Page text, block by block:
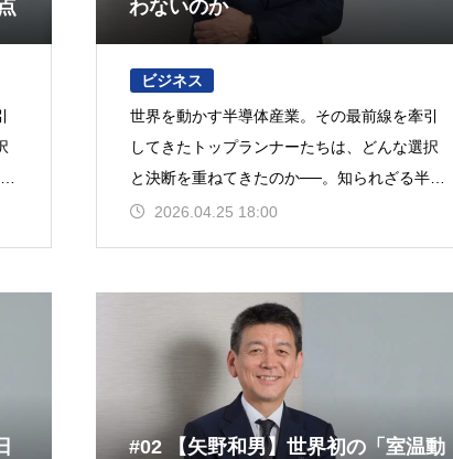
わないのか
ビジネス
世界を動かす半導体産業。その最前線を牽引
してきたトップランナーたちは、どんな選択
と決断を重ねてきたのか──。知られざる半生
に迫る連載企画、「Silicon is my life」。今
2026.04.25 18:00
#02 【矢野和男】世界初の「室温動